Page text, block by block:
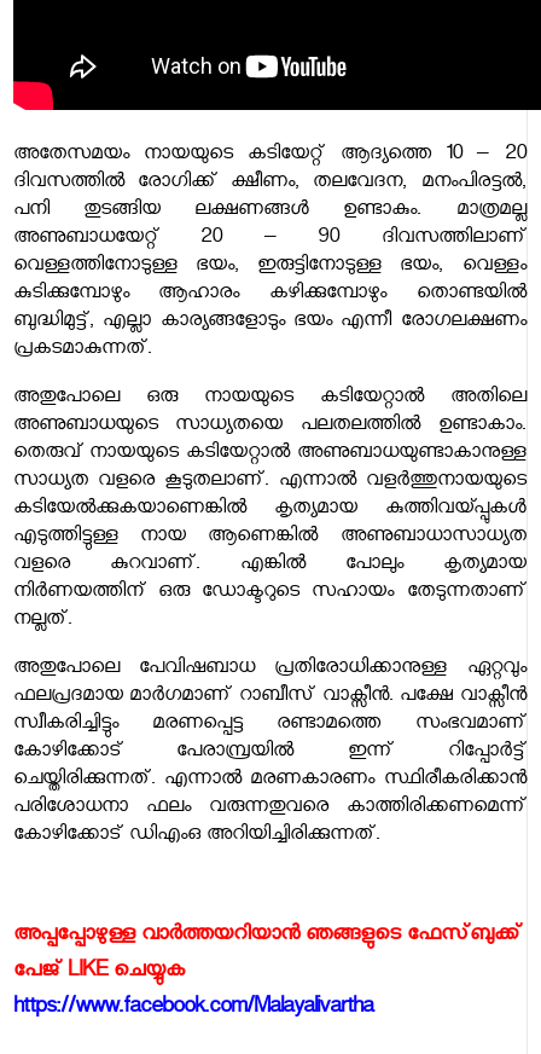
അതേസമയം നായയുടെ കടിയേറ്റ് ആദ്യത്തെ 10 – 20
ദിവസത്തിൽ രോഗിക്ക് ക്ഷീണം, തലവേദന, മനംപിരട്ടൽ,
പനി തുടങ്ങിയ ലക്ഷണങ്ങൾ ഉണ്ടാകും. മാത്രമല്ല
അണുബാധയേറ്റ് 20 – 90 ദിവസത്തിലാണ്
വെള്ളത്തിനോടുള്ള ഭയം, ഇരുട്ടിനോടുള്ള ഭയം, വെള്ളം
കുടിക്കുമ്പോഴും ആഹാരം കഴിക്കുമ്പോഴും തൊണ്ടയിൽ
ബുദ്ധിമുട്ട്, എല്ലാ കാര്യങ്ങളോടും ഭയം എന്നീ രോഗലക്ഷണം
പ്രകടമാകുന്നത്.
അതുപോലെ ഒരു നായയുടെ കടിയേറ്റാൽ അതിലെ
അണുബാധയുടെ സാധ്യതയെ പലതലത്തിൽ ഉണ്ടാകാം.
തെരുവ് നായയുടെ കടിയേറ്റാൽ അണുബാധയുണ്ടാകാനുള്ള
സാധ്യത വളരെ കൂടുതലാണ്. എന്നാൽ വളർത്തുനായയുടെ
കടിയേൽക്കുകയാണെങ്കിൽ കൃത്യമായ കുത്തിവയ്പ്പുകൾ
എടുത്തിട്ടുള്ള നായ ആണെങ്കിൽ അണുബാധാസാധ്യത
വളരെ കുറവാണ്. എങ്കിൽ പോലും കൃത്യമായ
നിർണയത്തിന് ഒരു ഡോക്ടറുടെ സഹായം തേടുന്നതാണ്
നല്ലത്.
അതുപോലെ പേവിഷബാധ പ്രതിരോധിക്കാനുള്ള ഏറ്റവും
ഫലപ്രദമായ മാർഗമാണ് റാബീസ് വാക്സീൻ. പക്ഷേ വാക്സീൻ
സ്വീകരിച്ചിട്ടും മരണപ്പെട്ട രണ്ടാമത്തെ സംഭവമാണ്
കോഴിക്കോട് പേരാമ്പ്രയിൽ ഇന്ന് റിപ്പോർട്ട്
ചെയ്തിരിക്കുന്നത്. എന്നാൽ മരണകാരണം സ്ഥിരീകരിക്കാൻ
പരിശോധനാ ഫലം വരുന്നതുവരെ കാത്തിരിക്കണമെന്ന്
കോഴിക്കോട് ഡിഎംഒ അറിയിച്ചിരിക്കുന്നത്.
അപ്പപ്പോഴുള്ള വാര്‍ത്തയറിയാന്‍ ഞങ്ങളുടെ ഫേസ്‌ബുക്ക്‌
പേജ് LIKE ചെയ്യുക
https://www.facebook.com/Malayalivartha